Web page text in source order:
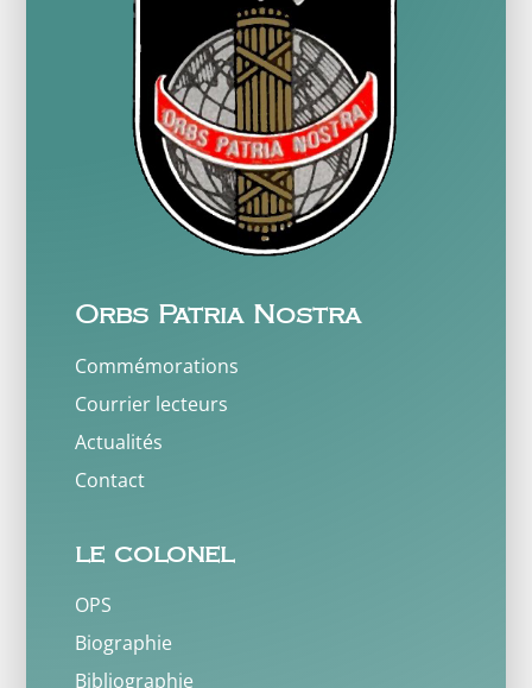
Orbs Patria Nostra
Commémorations
Courrier lecteurs
Actualités
Contact
le colonel
OPS
Biographie
Bibliographie